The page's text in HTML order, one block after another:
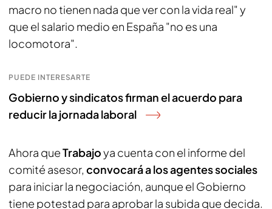
macro no tienen nada que ver con la vida real" y
que el salario medio en España "no es una
locomotora".
PUEDE INTERESARTE
Gobierno y sindicatos firman el acuerdo para
reducir la jornada laboral
Ahora queTrabajoya cuenta con el informe del
comité asesor, convocará a los agentes sociales
para iniciar la negociación, aunque el Gobierno
tiene potestad para aprobar la subida que decida.